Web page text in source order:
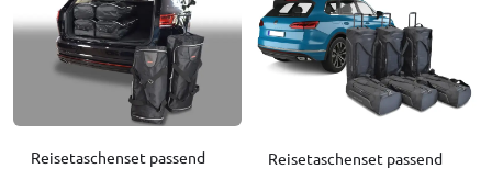
Reisetaschenset passend
Reisetaschenset passend